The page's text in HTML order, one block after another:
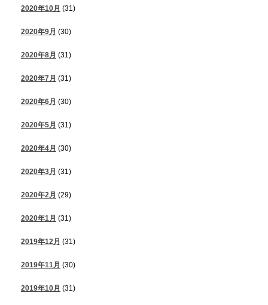
2020年10月 (31)
2020年9月 (30)
2020年8月 (31)
2020年7月 (31)
2020年6月 (30)
2020年5月 (31)
2020年4月 (30)
2020年3月 (31)
2020年2月 (29)
2020年1月 (31)
2019年12月 (31)
2019年11月 (30)
2019年10月 (31)